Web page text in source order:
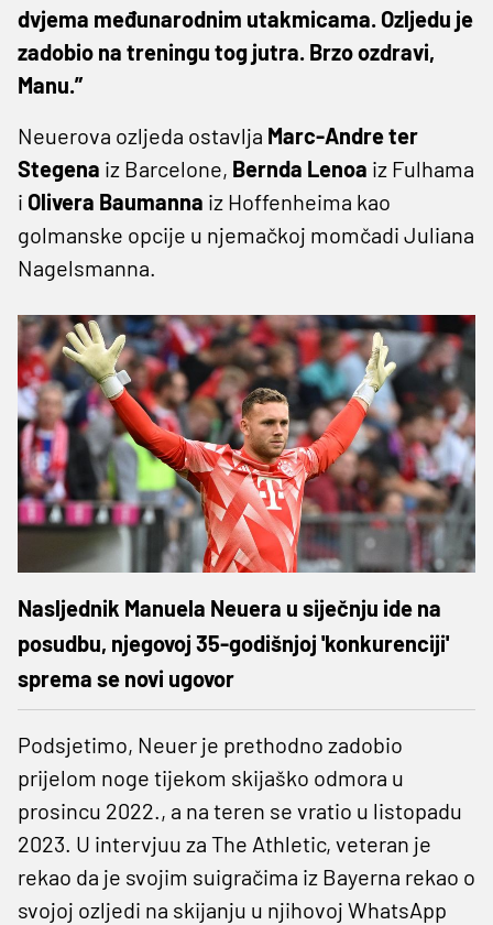
dvjema međunarodnim utakmicama. Ozljedu je
zadobio na treningu tog jutra. Brzo ozdravi,
Manu.”
Neuerova ozljeda ostavlja Marc-Andre ter
Stegena iz Barcelone, Bernda Lenoa iz Fulhama
i Olivera Baumanna iz Hoffenheima kao
golmanske opcije u njemačkoj momčadi Juliana
Nagelsmanna.
Nasljednik Manuela Neuera u siječnju ide na
posudbu, njegovoj 35-godišnjoj 'konkurenciji'
sprema se novi ugovor
Podsjetimo, Neuer je prethodno zadobio
prijelom noge tijekom skijaško odmora u
prosincu 2022., a na teren se vratio u listopadu
2023. U intervjuu za The Athletic, veteran je
rekao da je svojim suigračima iz Bayerna rekao o
svojoj ozljedi na skijanju u njihovoj WhatsApp